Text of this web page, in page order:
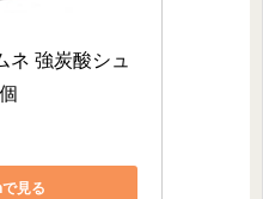
ネ 強炭酸シュ
見る